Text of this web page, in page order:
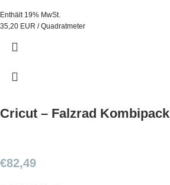
Enthält 19% MwSt.
35,20 EUR / Quadratmeter
Cricut – Falzrad Kombipack
€82,49